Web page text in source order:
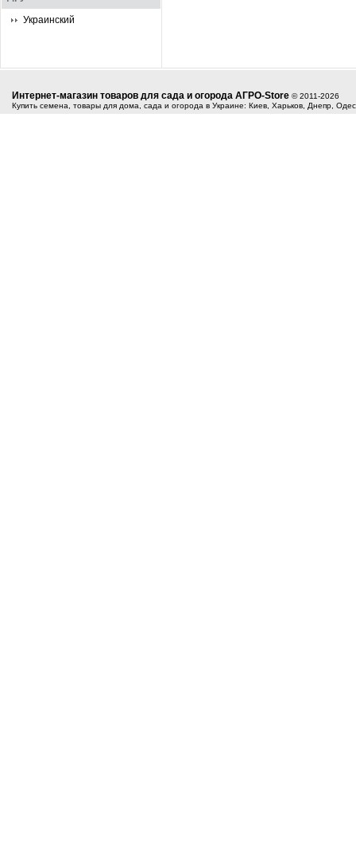
Украинский
Интернет-магазин товаров для сада и огорода АГРО-Store © 2011-2026
Купить семена, товары для дома, сада и огорода в Украине: Киев, Харьков, Днепр,